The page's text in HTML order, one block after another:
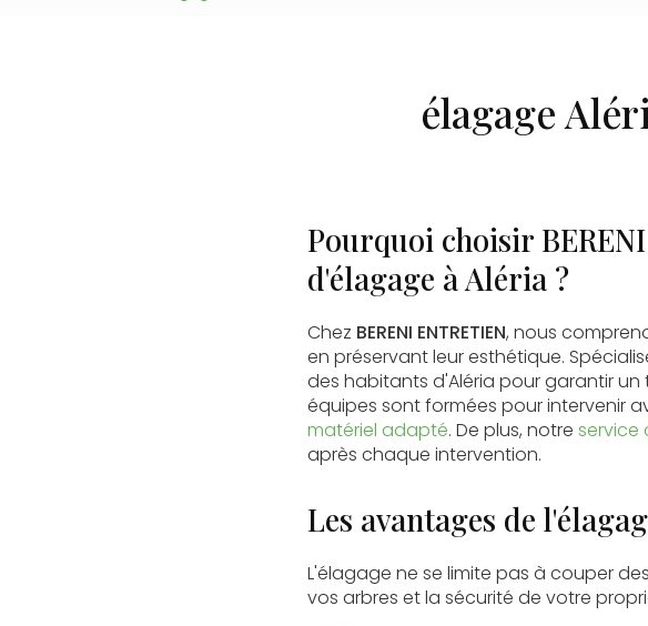
élagage
Pourquoi choisir
d'élagage à Aléria ?
Chez BERENI ENTRETIEN, nous
en préservant leur esthétique.
des habitants d'Aléria pour garantir un
équipes sont formées pour intervenir
matériel adapté. De plus, notre service
après chaque intervention.
Les avantages de
L'élagage ne se limite pas à couper
vos arbres et la sécurité de votre